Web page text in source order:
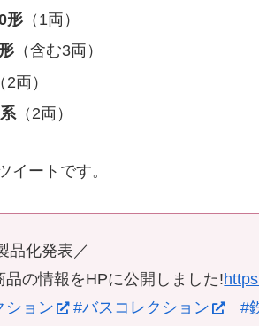
形（1両）
（含む3両）
2両）
（2両）
イートです。
品化発表／
の情報をHPに公開しました!
ション #バスコレクション #